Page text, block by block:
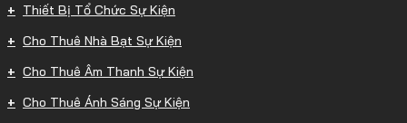
Thiết Bị Tổ Chức Sự Kiện
Cho Thuê Nhà Bạt Sự Kiện
Cho Thuê Âm Thanh Sự Kiện
Cho Thuê Ánh Sáng Sự Kiện